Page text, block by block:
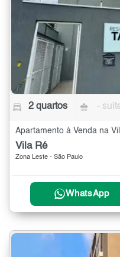
2 quartos -
Apartamento à Venda na
Vila Ré
Zona Leste - São Paulo
WhatsApp